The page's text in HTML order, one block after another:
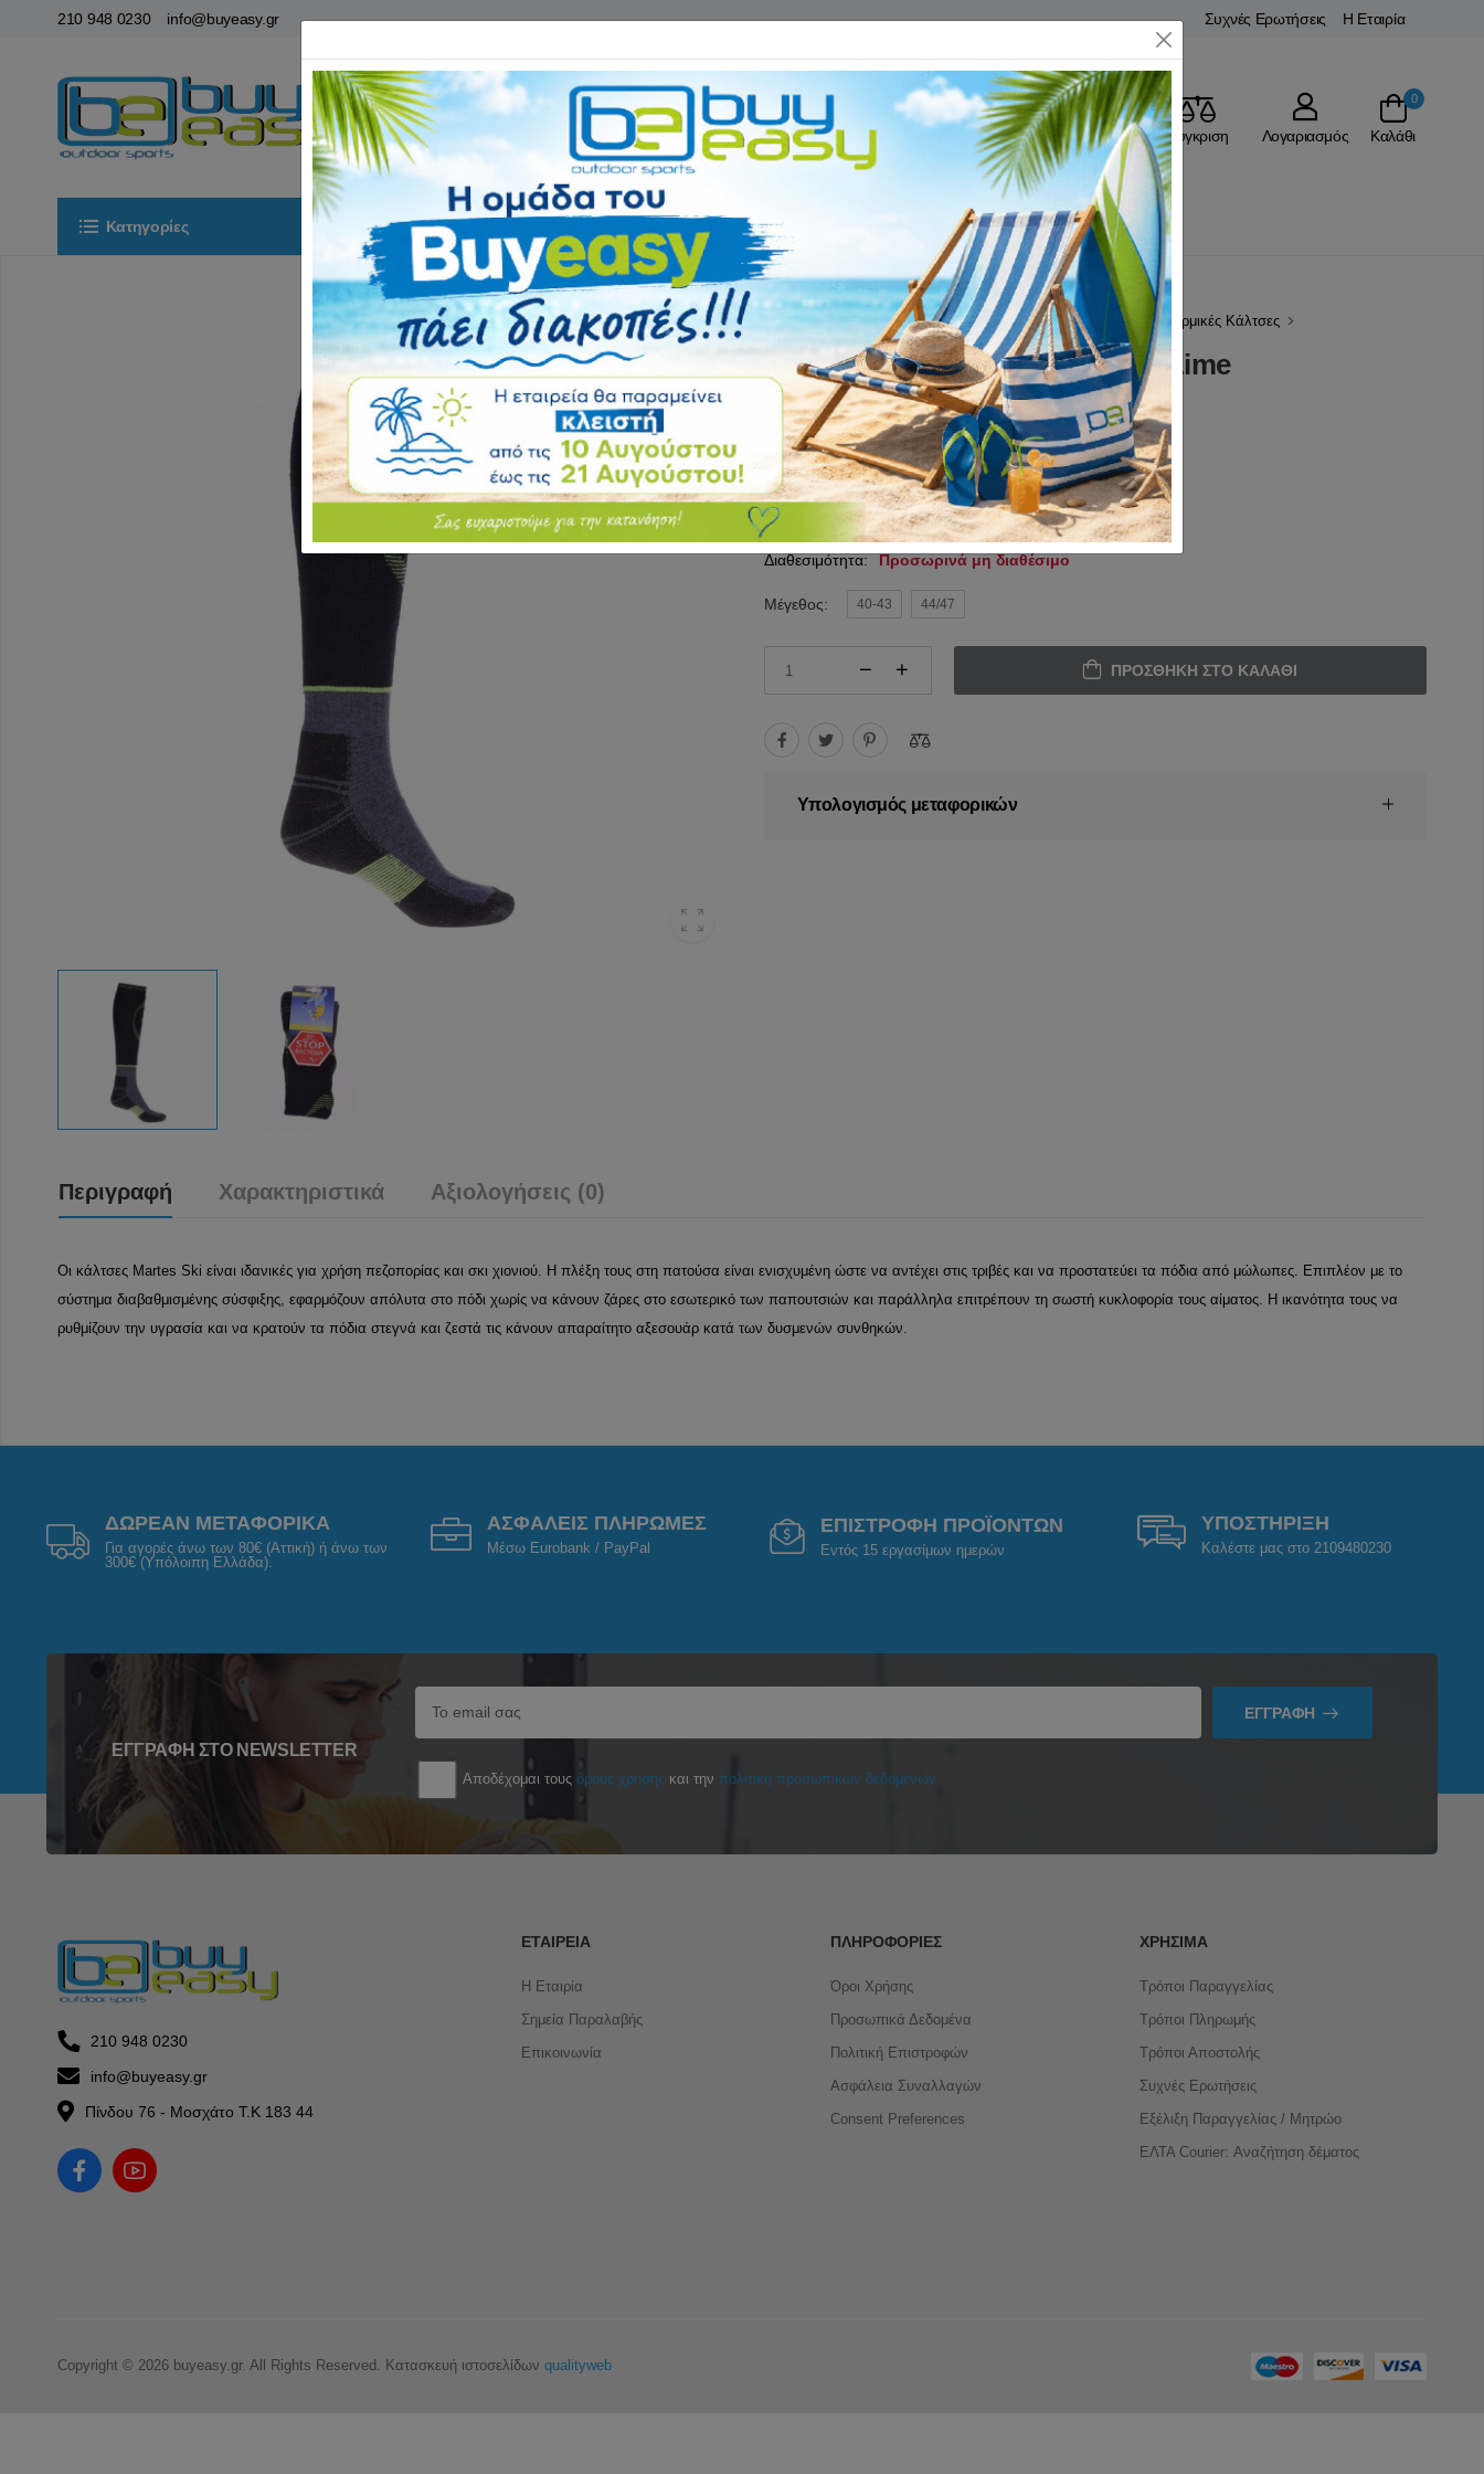
210 948 0230 info@buyeasy.gr Συχνές Ερωτήσεις Η Εταιρία
Αγαπημένα Σύγκριση Λογαριασμός
0
Καλάθι
Κατηγορίες Αρχική ΕΙΔΗ CAMPING Επικοινωνία
Αρχική ΠΕΖΟΠΟΡΙΑ - HIKING Ένδυση Ορειβασίας Ισοθερμικές Κάλτσες
Κάλτσες Martes Ski Black Grey Lime
Αξιολόγηση: (0 Αξιολογήσεις)
Κωδικός2848011
7.90€ 10.00€
Διαθεσιμότητα: Προσωρινά μη διαθέσιμο
Μέγεθος: 40-43 44/47
ΠΡΟΣΘΉΚΗ ΣΤΟ ΚΑΛΆΘΙ
Υπολογισμός μεταφορικών
Περιγραφή Χαρακτηριστικά Αξιολογήσεις (0)
Οι κάλτσες Martes Ski είναι ιδανικές για χρήση πεζοπορίας και σκι χιονιού. Η πλέξη τους στη πατούσα είναι ενισχυμένη ώστε να αντέχει στις τριβές και να προστατεύει τα πόδια από μώλωπες. Επιπλέον με το
σύστημα διαβαθμισμένης σύσφιξης, εφαρμόζουν απόλυτα στο πόδι χωρίς να κάνουν ζάρες στο εσωτερικό των παπουτσιών και παράλληλα επιτρέπουν τη σωστή κυκλοφορία τους αίματος. Η ικανότητα τους να
ρυθμίζουν την υγρασία και να κρατούν τα πόδια στεγνά και ζεστά τις κάνουν απαραίτητο αξεσουάρ κατά των δυσμενών συνθηκών.
ΔΩΡΕΑΝ ΜΕΤΑΦΟΡΙΚΑ
Για αγορές άνω των 80€ (Αττική) ή άνω των
300€ (Υπόλοιπη Ελλάδα).
ΑΣΦΑΛΕΙΣ ΠΛΗΡΩΜΕΣ
Μέσω Eurobank / PayPal
ΕΠΙΣΤΡΟΦΗ ΠΡΟΪΟΝΤΩΝ
Εντός 15 εργασίμων ημερών
ΥΠΟΣΤΗΡΙΞΗ
Καλέστε μας στο 2109480230
ΕΓΓΡΑΦΉ ΣΤΟ NEWSLETTER
ΕΓΓΡΑΦΉ
Αποδέχομαι τουςόρους χρήσης και τηνπολιτική προσωπικών δεδομένων
210 948 0230
info@buyeasy.gr
Πίνδου 76 - Μοσχάτο Τ.Κ 183 44
ΕΤΑΙΡΕΊΑ
Η Εταιρία
Σημεία Παραλαβής
Επικοινωνία
ΠΛΗΡΟΦΟΡΊΕΣ
Όροι Χρήσης
Προσωπικά Δεδομένα
Πολιτική Επιστροφών
Ασφάλεια Συναλλαγών
Consent Preferences
ΧΡΉΣΙΜΑ
Τρόποι Παραγγελίας
Τρόποι Πληρωμής
Τρόποι Αποστολής
Συχνές Ερωτήσεις
Εξέλιξη Παραγγελίας / Μητρώο
ΕΛΤΑ Courier: Αναζήτηση δέματος
Copyright © 2026 buyeasy.gr. All Rights Reserved. Κατασκευή ιστοσελίδων qualityweb
Close